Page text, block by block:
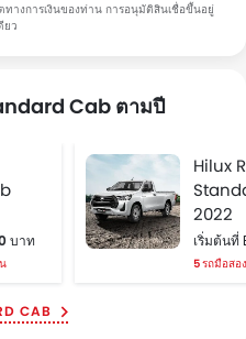
างการเงินของท่าน การอนุมัติสินเชื่อขึ้นอยู่
ยว
Cab ตามปี
บาท
Hilux
2022
เริ่มต้น
5 รถมือส
CAB